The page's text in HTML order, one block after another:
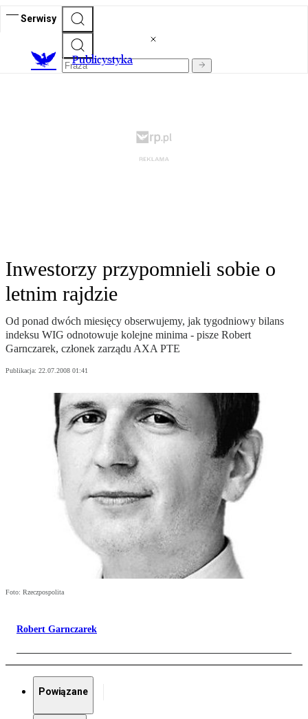
Serwisy
Publicystyka
Inwestorzy przypomnieli sobie o
letnim rajdzie
Od ponad dwóch miesięcy obserwujemy, jak tygodniowy bilans
indeksu WIG odnotowuje kolejne minima - pisze Robert
Garnczarek, członek zarządu AXA PTE
Publikacja: 22.07.2008 01:41
Foto: Rzeczpospolita
Robert Garnczarek
Powiązane